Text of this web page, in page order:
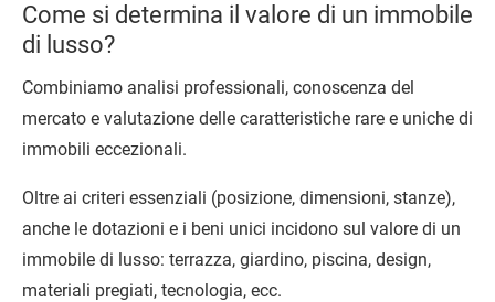
Come si determina il valore di un immobile
di lusso?
Combiniamo analisi professionali, conoscenza del
mercato e valutazione delle caratteristiche rare e uniche di
immobili eccezionali.
Oltre ai criteri essenziali (posizione, dimensioni, stanze),
anche le dotazioni e i beni unici incidono sul valore di un
immobile di lusso: terrazza, giardino, piscina, design,
materiali pregiati, tecnologia, ecc.